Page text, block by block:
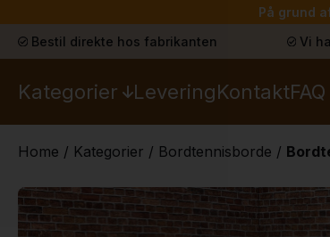
På grund
Bestil direkte hos fabrikanten Vi
Kategorier LeveringKontaktFAQ
Home / Kategorier / Bordtennisborde /